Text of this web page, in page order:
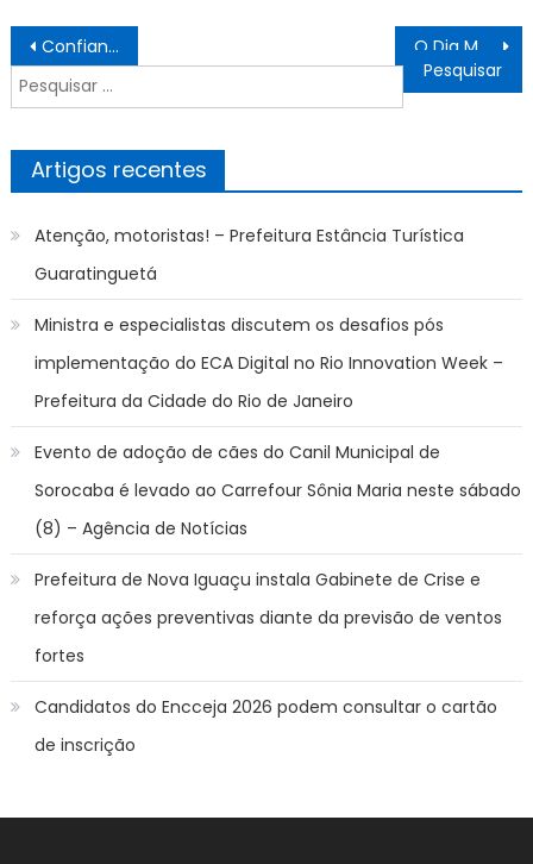
Navegação
de
artigos
Confiante no hexa, Neymar projeta última Copa do Mundo da carreira
Pesquisar
por:
Artigos recentes
Atenção, motoristas! – Prefeitura Estância Turística
Guaratinguetá
Ministra e especialistas discutem os desafios pós
implementação do ECA Digital no Rio Innovation Week –
Prefeitura da Cidade do Rio de Janeiro
Evento de adoção de cães do Canil Municipal de
Sorocaba é levado ao Carrefour Sônia Maria neste sábado
(8) – Agência de Notícias
Prefeitura de Nova Iguaçu instala Gabinete de Crise e
reforça ações preventivas diante da previsão de ventos
fortes
Candidatos do Encceja 2026 podem consultar o cartão
de inscrição